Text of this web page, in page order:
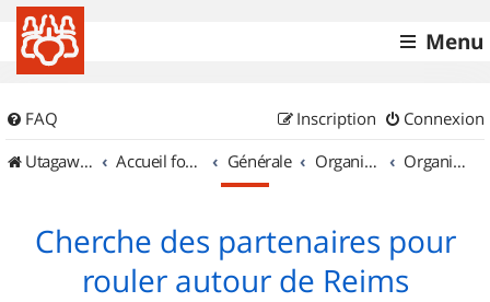
Menu
FAQ Connexion
Inscription
UtagawaVTT (Randos VTT et VTTAE avec traces GPS)
Accueil forum Générale Organisation de sorties & Recherche de partenaires Organisation de sorties en région Champagne Ardenne
Cherche des partenaires pour
rouler autour de Reims